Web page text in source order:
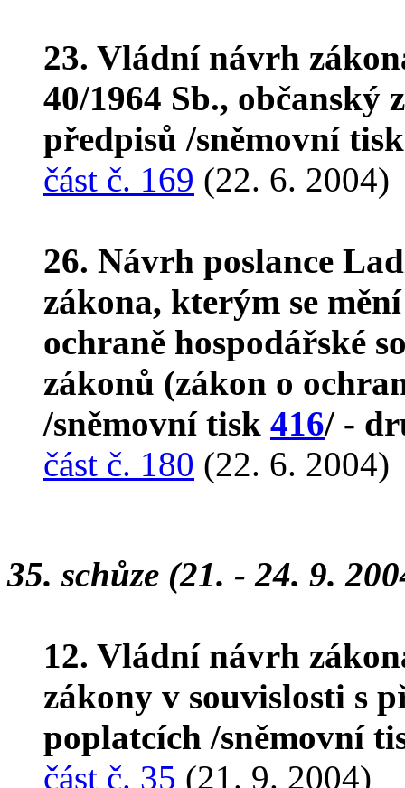
23. Vládní návrh
40/1964 Sb., občanský
předpisů /sněmovní
část č. 169 (22. 6. 2004)
26. Návrh poslance
zákona, kterým se
ochraně hospodářské
zákonů (zákon o
/sněmovní tisk 416/ -
část č. 180 (22. 6. 2004)
35. schůze (21. - 24. 9.
12. Vládní návrh
zákony v souvislosti s
poplatcích /sněmovní
část č. 35 (21. 9. 2004)